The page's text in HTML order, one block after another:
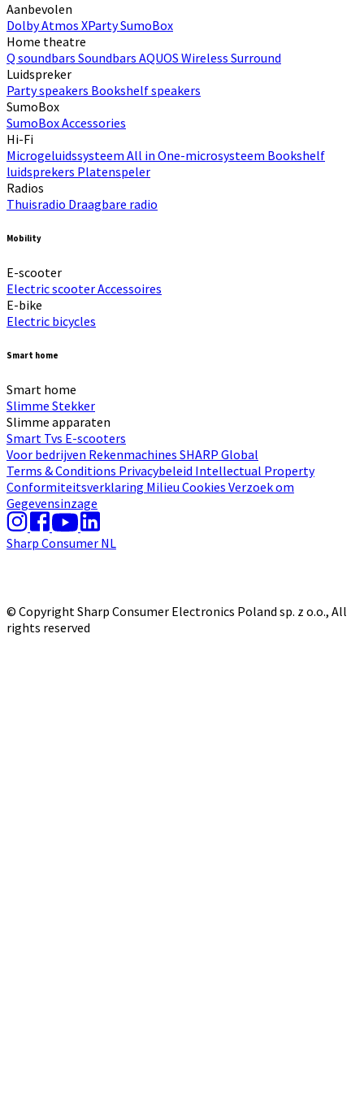
Aanbevolen
Dolby Atmos XPartySumoBox
Home theatre
Q soundbars Soundbars AQUOS Wireless Surround
Luidspreker
Party speakers Bookshelf speakers
SumoBox
SumoBoxAccessories
Hi-Fi​
Microgeluidssysteem All in One-microsysteem Bookshelf
luidsprekers Platenspeler
Radios
Thuisradio Draagbare radio
Mobility
E-scooter
Electric scooterAccessoires
E-bike
Electric bicycles
Smart home
Smart home
Slimme Stekker
Slimme apparaten
Smart Tvs E-scooters
Voor bedrijven Rekenmachines SHARP Global
Terms & Conditions Privacybeleid Intellectual Property
Conformiteitsverklaring Milieu Cookies Verzoek om
Gegevensinzage
Sharp Consumer NL
© Copyright Sharp Consumer Electronics Poland sp. z o.o., All
rights reserved